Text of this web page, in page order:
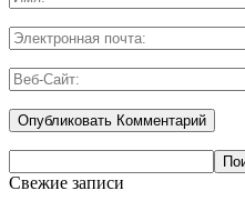
Свежие записи